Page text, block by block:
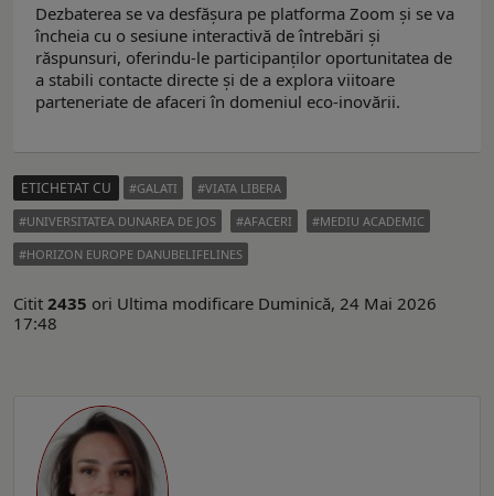
Dezbaterea se va desfășura pe platforma Zoom și se va
încheia cu o sesiune interactivă de întrebări și
răspunsuri, oferindu-le participanților oportunitatea de
a stabili contacte directe și de a explora viitoare
parteneriate de afaceri în domeniul eco-inovării.
ETICHETAT CU GALATI
VIATA LIBERA
UNIVERSITATEA DUNAREA DE JOS
AFACERI
MEDIU ACADEMIC
HORIZON EUROPE DANUBELIFELINES
Citit 2435 ori Ultima modificare Duminică, 24 Mai 2026
17:48